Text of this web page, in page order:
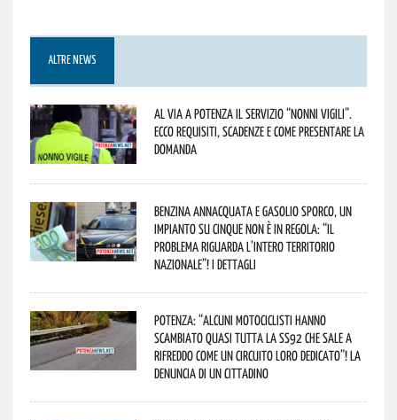
ALTRE NEWS
Al via a Potenza il servizio “Nonni Vigili”.
Ecco requisiti, scadenze e come presentare la
domanda
Benzina annacquata e gasolio sporco, un
impianto su cinque non è in regola: “il
problema riguarda l’intero territorio
Nazionale”! I dettagli
Potenza: “alcuni motociclisti hanno
scambiato quasi tutta la SS92 che sale a
Rifreddo come un circuito loro dedicato”! La
denuncia di un cittadino